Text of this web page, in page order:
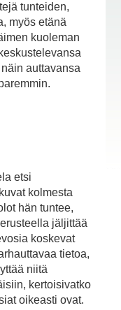
tunteiden,
myös etänä
kuoleman
auttavansa
etsi
kolmesta
hän tuntee,
jäljittää
koskevat
tietoa,
niitä
kertoisivatko
oikeasti ovat.